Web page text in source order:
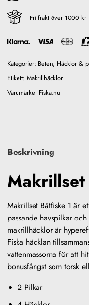
Fri frakt över 1000 kr
Kategorier: Beten, Häcklor &
Etikett: Makrillhäcklor
Varumärke: Fiska.nu
Beskrivning
Makrillset Båtfiske 1 är
passande havspilkar
makrillhäcklor är
Fiska häcklan
vattenmassorna för att
bonusfångst som torsk
2 Pilkar